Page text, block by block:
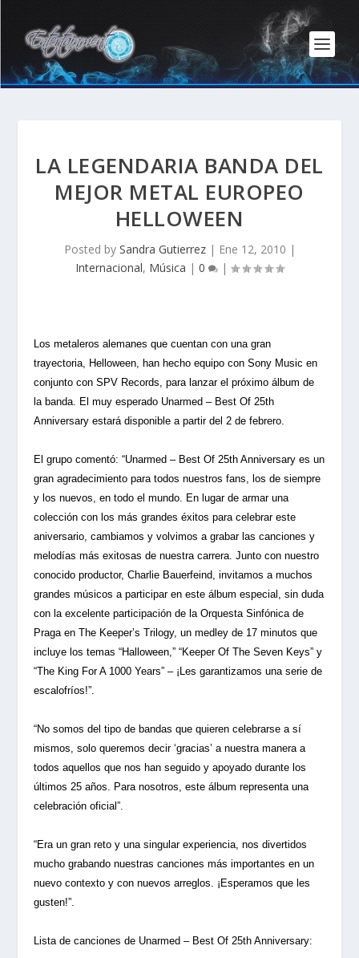
LA LEGENDARIA BANDA DEL
MEJOR METAL EUROPEO
HELLOWEEN
Posted by Sandra Gutierrez| Ene 12, 2010 |
Internacional, Música | 0 |
Los metaleros alemanes que cuentan con una gran
trayectoria, Helloween, han hecho equipo con Sony Music en
conjunto con SPV Records, para lanzar el próximo álbum de
la banda. El muy esperado Unarmed – Best Of 25th
Anniversary estará disponible a partir del 2 de febrero.
El grupo comentó: “Unarmed – Best Of 25th Anniversary es un
gran agradecimiento para todos nuestros fans, los de siempre
y los nuevos, en todo el mundo. En lugar de armar una
colección con los más grandes éxitos para celebrar este
aniversario, cambiamos y volvimos a grabar las canciones y
melodías más exitosas de nuestra carrera. Junto con nuestro
conocido productor, Charlie Bauerfeind, invitamos a muchos
grandes músicos a participar en este álbum especial, sin duda
con la excelente participación de la Orquesta Sinfónica de
Praga en The Keeper’s Trilogy, un medley de 17 minutos que
incluye los temas “Halloween,” “Keeper Of The Seven Keys” y
“The King For A 1000 Years” – ¡Les garantizamos una serie de
escalofríos!”.
“No somos del tipo de bandas que quieren celebrarse a sí
mismos, solo queremos decir ‘gracias’ a nuestra manera a
todos aquellos que nos han seguido y apoyado durante los
últimos 25 años. Para nosotros, este álbum representa una
celebración oficial”.
“Era un gran reto y una singular experiencia, nos divertidos
mucho grabando nuestras canciones más importantes en un
nuevo contexto y con nuevos arreglos. ¡Esperamos que les
gusten!”.
Lista de canciones de Unarmed – Best Of 25th Anniversary: